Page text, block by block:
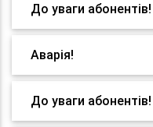
До уваги абонентів!
Аварія!
До уваги абонентів!